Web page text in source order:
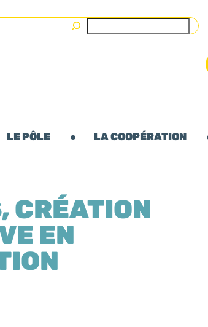
LE PÔLE LA COOPÉRATION
CRÉATION
EN